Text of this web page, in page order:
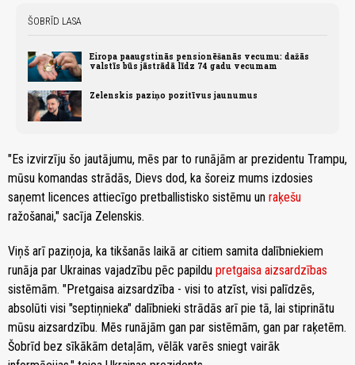
ŠOBRĪD LASA
Eiropa paaugstinās pensionēšanās vecumu: dažās
valstīs būs jāstrādā līdz 74 gadu vecumam
Zelenskis paziņo pozitīvus jaunumus
"Es izvirzīju šo jautājumu, mēs par to runājām ar prezidentu Trampu,
mūsu komandas strādās, Dievs dod, ka šoreiz mums izdosies
saņemt licences attiecīgo pretballistisko sistēmu un raķešu
ražošanai," sacīja Zelenskis.
Viņš arī paziņoja, ka tikšanās laikā ar citiem samita dalībniekiem
runāja par Ukrainas vajadzību pēc papildu pretgaisa aizsardzības
sistēmām. "Pretgaisa aizsardzība - visi to atzīst, visi palīdzēs,
absolūti visi "septiņnieka" dalībnieki strādās arī pie tā, lai stiprinātu
mūsu aizsardzību. Mēs runājām gan par sistēmām, gan par raķetēm.
Šobrīd bez sīkākām detaļām, vēlāk varēs sniegt vairāk